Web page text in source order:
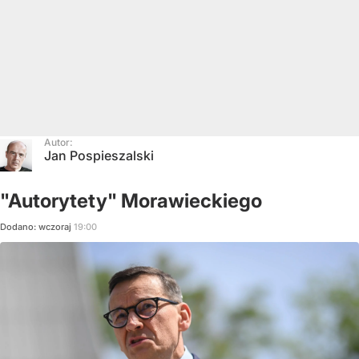
Autor:
Jan Pospieszalski
"Autorytety" Morawieckiego
Dodano: wczoraj 19:00